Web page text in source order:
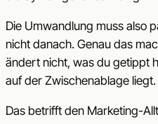
Die Umwandlung muss also
nicht danach. Genau das
ändert nicht, was du getippt
auf der Zwischenablage liegt.
Das betrifft den Marketing-